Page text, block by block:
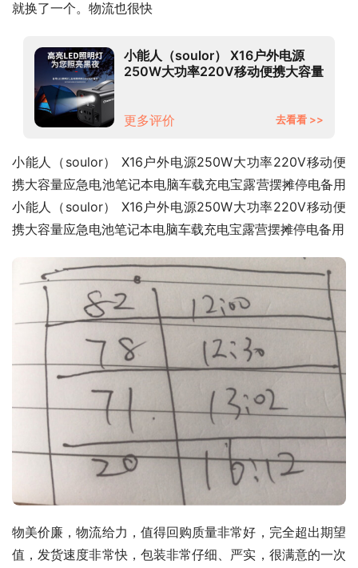
就换了一个。物流也很快
小能人（soulor） X16户外电源
250W大功率220V移动便携大容量
更多评价
去看看 >>
小能人（soulor） X16户外电源250W大功率220V移动便
携大容量应急电池笔记本电脑车载充电宝露营摆摊停电备用
小能人（soulor） X16户外电源250W大功率220V移动便
携大容量应急电池笔记本电脑车载充电宝露营摆摊停电备用
物美价廉，物流给力，值得回购质量非常好，完全超出期望
值，发货速度非常快，包装非常仔细、严实，很满意的一次